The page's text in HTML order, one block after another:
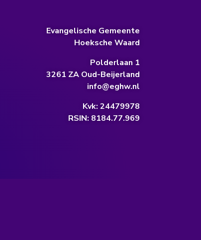
Evangelische Gemeente
Hoeksche Waard
Polderlaan 1
3261 ZA Oud-Beijerland
info@eghw.nl
Kvk: 24479978
RSIN: 8184.77.969